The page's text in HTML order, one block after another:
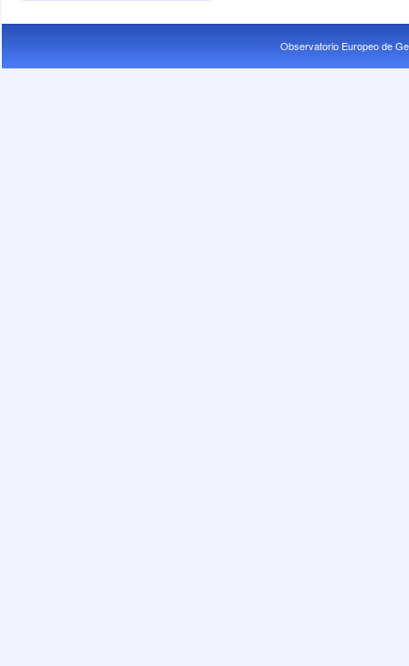
Observatorio Europeo de